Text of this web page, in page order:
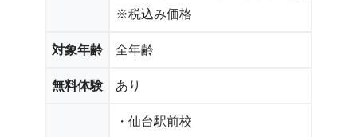
※税込み価格
対象年齢 全年齢
無料体験 あり
・仙台駅前校